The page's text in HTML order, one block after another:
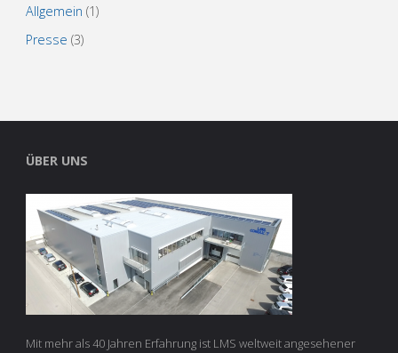
Allgemein (1)
Presse (3)
ÜBER UNS
Mit mehr als 40 Jahren Erfahrung ist LMS weltweit angesehener